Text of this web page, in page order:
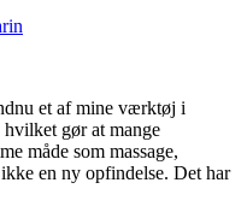
et af mine værktøj i
gør at mange
måde som massage,
en ny opfindelse. Det har